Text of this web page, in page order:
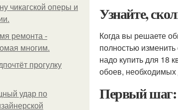
чикагской оперы и
ремонта -
многим.
прогулку
удар по
Узнайте,
Когда вы решаете
полностью
надо купить для 18
обоев, необходимых
Первый шаг: